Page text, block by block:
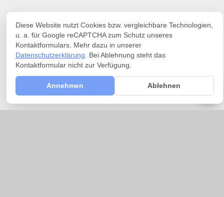
Diese Website nutzt Cookies bzw. vergleichbare Technologien,
u. a. für Google reCAPTCHA zum Schutz unseres
Kontaktformulars. Mehr dazu in unserer
Datenschutzerklärung . Bei Ablehnung steht das
Kontaktformular nicht zur Verfügung.
Annehmen Ablehnen